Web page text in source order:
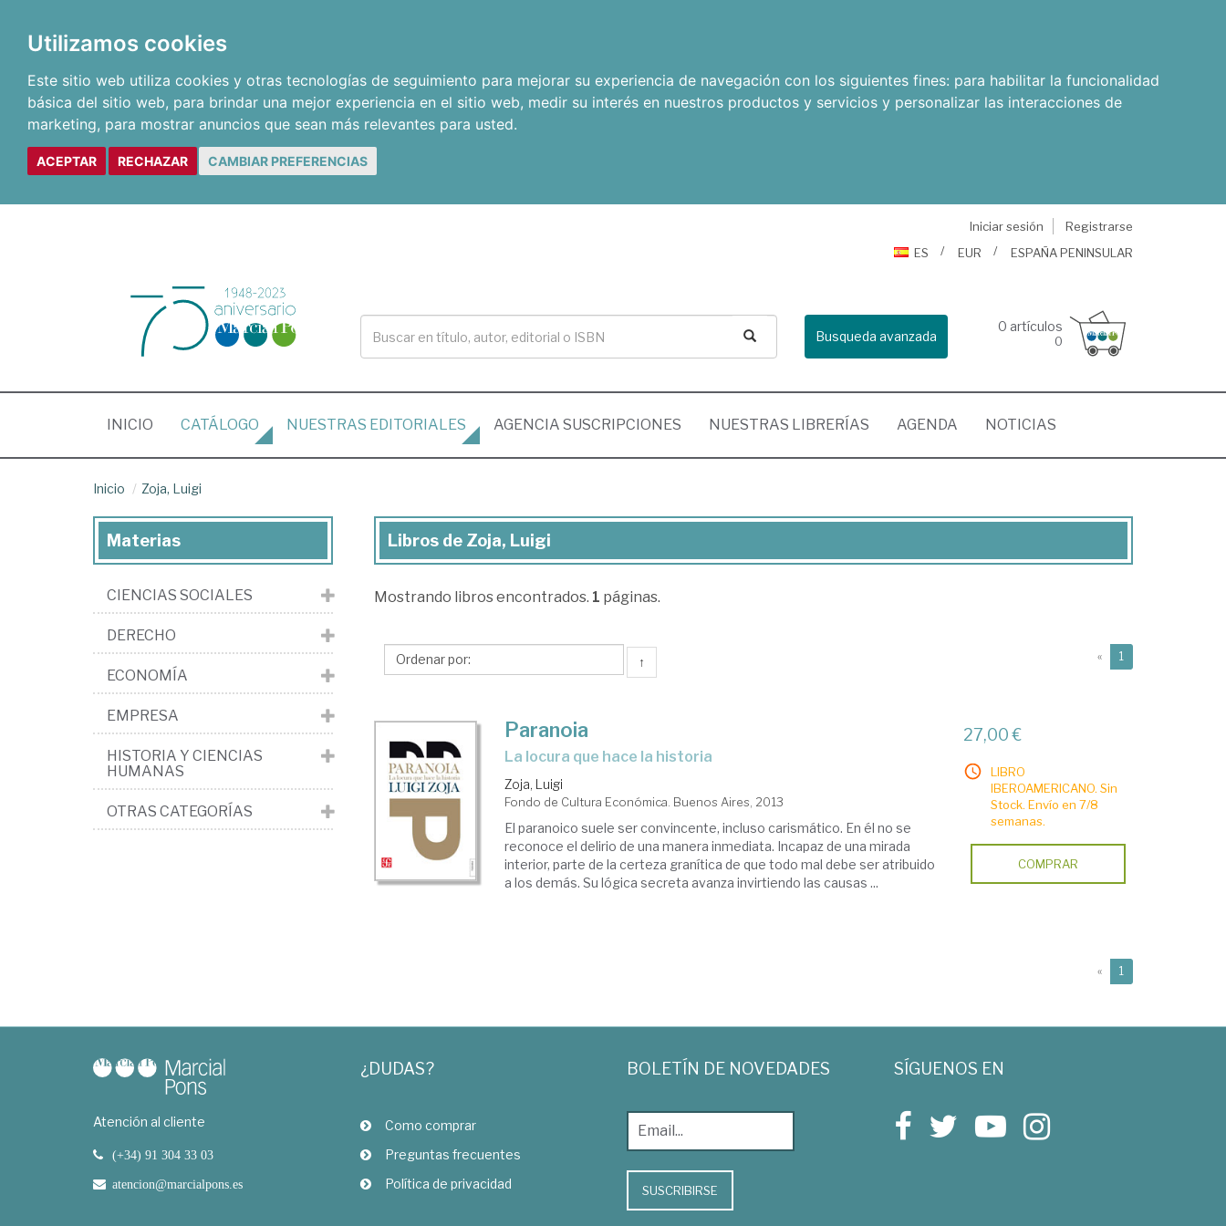
Utilizamos cookies
Este sitio web utiliza cookies y otras tecnologías de seguimiento para mejorar su experiencia de navegación con los siguientes fines: para habilitar la funcionalidad
básica del sitio web, para brindar una mejor experiencia en el sitio web, medir su interés en nuestros productos y servicios y personalizar las interacciones de
marketing, para mostrar anuncios que sean más relevantes para usted.
ACEPTAR RECHAZAR CAMBIAR PREFERENCIAS
Iniciar sesión
Registrarse
ES
EUR ESPAÑA PENINSULAR
Busqueda avanzada
0 artículos
0
INICIO (CURRENT)
CATÁLOGO NUESTRAS EDITORIALES AGENCIA SUSCRIPCIONES NUESTRAS LIBRERÍAS AGENDA NOTICIAS
Inicio Zoja, Luigi
Libros
Zoja,
Libros de Zoja, Luigi
Mostrando libros encontrados. 1 páginas.
↑ « 1
Paranoia
la locura que hace la historia
Zoja, Luigi
Fondo de Cultura Económica. Buenos Aires, 2013
El paranoico suele ser convincente, incluso carismático. En él no se
reconoce el delirio de una manera inmediata. Incapaz de una mirada
interior, parte de la certeza granítica de que todo mal debe ser atribuido
a los demás. Su lógica secreta avanza invirtiendo las causas ...
27,00 €
LIBRO
IBEROAMERICANO. Sin
Stock. Envío en 7/8
semanas.
COMPRAR
« 1
Materias
CIENCIAS SOCIALES
DERECHO
ECONOMÍA
EMPRESA
HISTORIA Y CIENCIAS
HUMANAS
OTRAS CATEGORÍAS
Atención al cliente
(+34) 91 304 33 03
atencion@marcialpons.es
¿DUDAS?
Como comprar
Preguntas frecuentes
Política de privacidad
BOLETÍN DE NOVEDADES
SUSCRIBIRSE
SÍGUENOS EN